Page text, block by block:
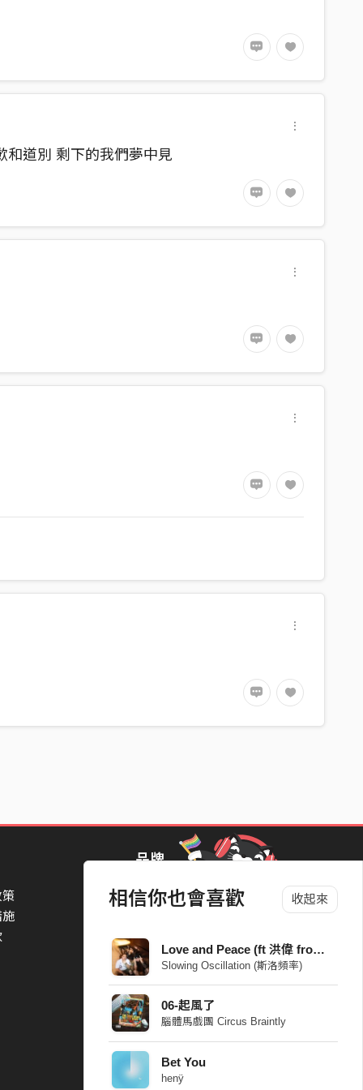
相信你也會喜歡 收起來
Love and Peace (ft 洪偉 from Chillsome 秋山) [Nu Metal Remix]
Slowing Oscillation (斯洛頻率)
06-起風了
腦體馬戲團 Circus Braintly
Bet You
henÿ
和道別 剩下的我們夢中見
策
施
品牌
StreetVoice Awards 街聲音樂獎
Blow 吹音樂
Packer 派歌
SimpleLife 簡單生活節
ParkPark Carnival
一起比 YEAH 吧